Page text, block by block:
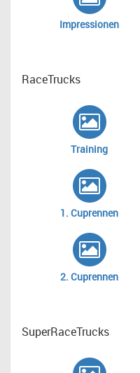
Impressionen
RaceTrucks
Training
1. Cuprennen
2. Cuprennen
SuperRaceTrucks